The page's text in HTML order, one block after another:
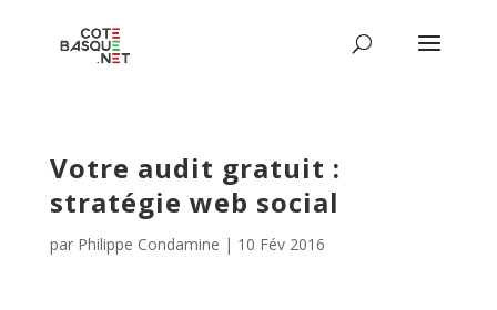
Votre audit gratuit :
stratégie web social
par Philippe Condamine | 10 Fév 2016